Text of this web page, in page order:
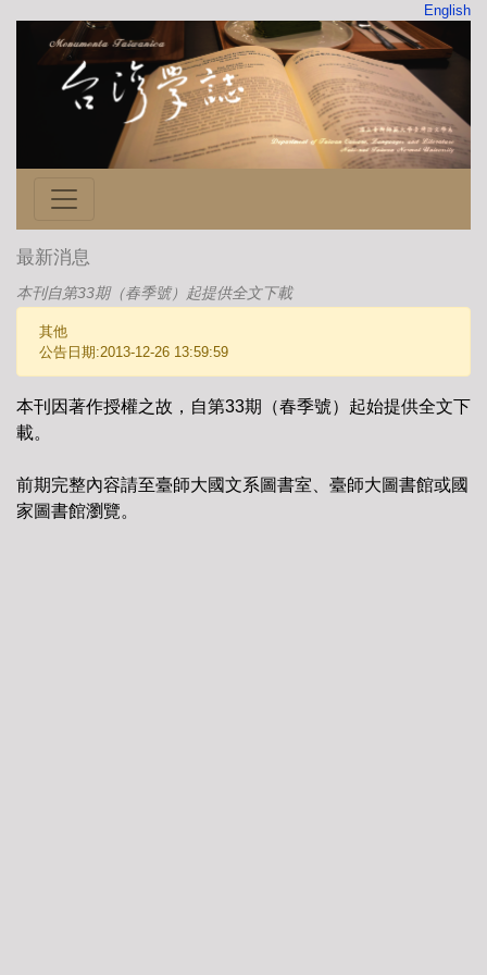
English
最新消息
本刊自第33期（春季號）起提供全文下載
其他
公告日期:2013-12-26 13:59:59
本刊因著作授權之故，自第33期（春季號）起始提供全文下
載。
前期完整內容請至臺師大國文系圖書室、臺師大圖書館或國
家圖書館瀏覽。